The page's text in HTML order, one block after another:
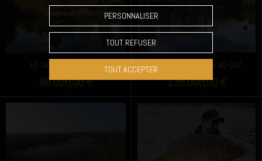
AQ-346 Etang NICOLAS
88.000,00 €
Etang des Bouleaux AQ-347
135.000,00 €
PERSONNALISER
TOUT REFUSER
TOUT ACCEPTER